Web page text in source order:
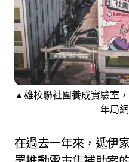
▲雄校聯社團養成實驗室
年局網
在過去一年來，遞伊